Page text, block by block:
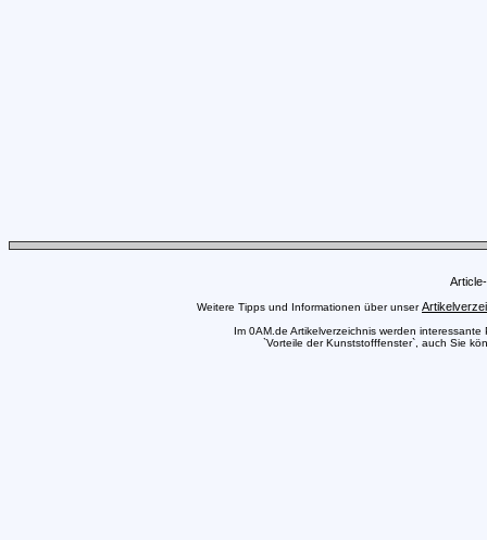
Weitere Tipps und Informationen über unser
Im 0AM.de Artikelverzeichnis werden
`Vorteile der Kunststofffenster`, auch Sie